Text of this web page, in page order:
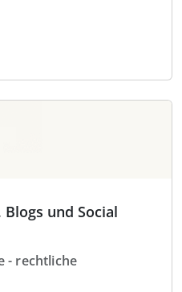
und Social
- rechtliche